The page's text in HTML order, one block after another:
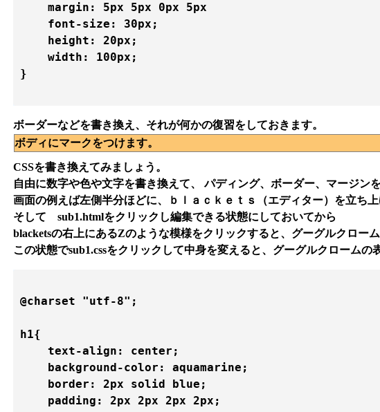
    margin: 5px 5px 0px 5px
    font-size: 30px;
    height: 20px;
    width: 100px;
}
ボーダーなどを書き換え、それが何かの復習をしておきます。
ボディにマークをつけます。
CSSを書き換えてみましょう。
自由に数字や色や文字を書き換えて、 パディング、ボーダー、マージン
画面の例えば左側半分ほどに、ｂｌａｃｋｅｔｓ（エディター）を立ち
そして sub1.htmlをクリックし編集できる状態にしておいてから
blacketsの右上にあるZのような模様をクリックすると、グーグルクロー
この状態でsub1.cssをクリックして中身を変えると、グーグルクロームの
@charset "utf-8";
h1{
    text-align: center;
    background-color: aquamarine;
    border: 2px solid blue;
    padding: 2px 2px 2px 2px;